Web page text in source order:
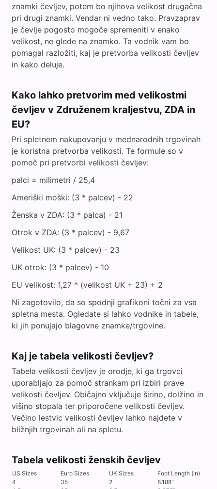
znamki čevljev, potem bo njihova velikost drugačna
pri drugi znamki. Vendar ni vedno tako. Pravzaprav
je čevlje pogosto mogoče spremeniti v enako
velikost, ne glede na znamko. Ta vodnik vam bo
pomagal razložiti, kaj je pretvorba velikosti čevljev
in kako deluje.
Kako lahko pretvorim med velikostmi
čevljev v Združenem kraljestvu, ZDA in
EU?
Pri spletnem nakupovanju v mednarodnih trgovinah
je koristna pretvorba velikosti. Te formule so v
pomoč pri pretvorbi velikosti čevljev:
palci = milimetri / 25,4
Ameriški moški: (3 * palcev) - 22
Ženska v ZDA: (3 * palca) - 21
Otrok v ZDA: (3 * palcev) - 9,67
Velikost UK: (3 * palcev) - 23
UK otrok: (3 * palcev) - 10
EU velikost: 1,27 * (velikost UK + 23) + 2
Ni zagotovilo, da so spodnji grafikoni točni za vsa
spletna mesta. Ogledate si lahko vodnike in tabele,
ki jih ponujajo blagovne znamke/trgovine.
Kaj je tabela velikosti čevljev?
Tabela velikosti čevljev je orodje, ki ga trgovci
uporabljajo za pomoč strankam pri izbiri prave
velikosti čevljev. Običajno vključuje širino, dolžino in
višino stopala ter priporočene velikosti čevljev.
Večino lestvic velikosti čevljev lahko najdete v
bližnjih trgovinah ali na spletu.
Tabela velikosti ženskih čevljev
US Sizes Euro Sizes UK Sizes
Foot Length (in)
4
35 2
8.188"